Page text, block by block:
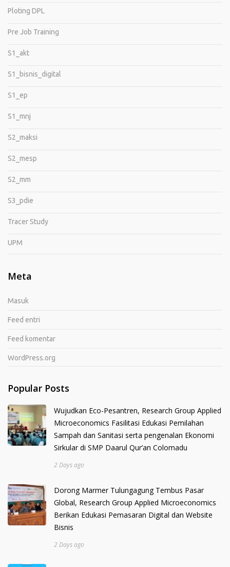
Ploting DPL
Pre Job Training
S1_akt
S1_bisnis_digital
S1_ep
S1_mnj
S2_maksi
S2_mesp
S2_mm
S3_pdie
Tracer Study
UPM
Meta
Masuk
Feed entri
Feed komentar
WordPress.org
Popular Posts
Wujudkan Eco-Pesantren, Research Group Applied
Microeconomics Fasilitasi Edukasi Pemilahan
Sampah dan Sanitasi serta pengenalan Ekonomi
Sirkular di SMP Daarul Qur’an Colomadu
2 Days ago
Dorong Marmer Tulungagung Tembus Pasar
Global, Research Group Applied Microeconomics
Berikan Edukasi Pemasaran Digital dan Website
Bisnis
2 Days ago